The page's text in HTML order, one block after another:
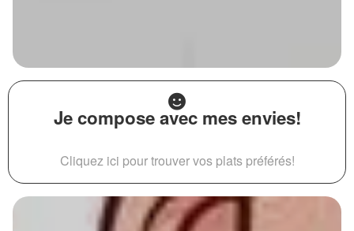
Je compose avec mes envies!
Cliquez ici pour trouver vos plats préférés!